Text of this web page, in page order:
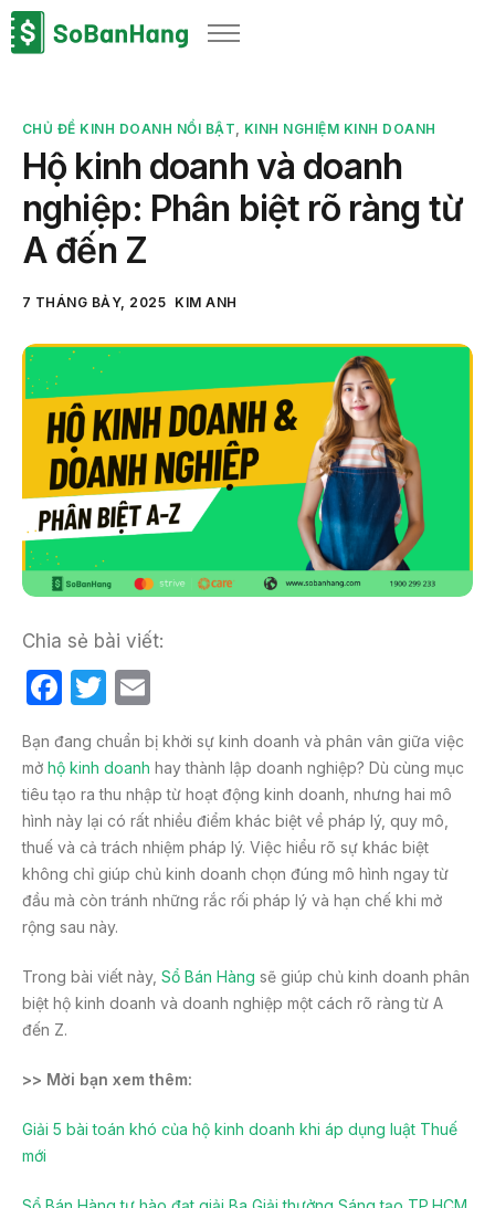
Sản phẩm
Bảng giá
Blog
Thông tin thuế
Về chúng tôi
CHỦ ĐỀ KINH DOANH NỔI BẬT, KINH NGHIỆM KINH DOANH
Hộ kinh doanh và doanh
nghiệp: Phân biệt rõ ràng từ
A đến Z
7 THÁNG BẢY, 2025 KIM ANH
Chia sẻ bài viết:
F
c
e
b
o
o
k
T
w
itt
er
ail
Bạn đang chuẩn bị khởi sự kinh doanh và phân vân giữa việc
mở hộ kinh doanh hay thành lập doanh nghiệp? Dù cùng mục
tiêu tạo ra thu nhập từ hoạt động kinh doanh, nhưng hai mô
hình này lại có rất nhiều điểm khác biệt về pháp lý, quy mô,
thuế và cả trách nhiệm pháp lý. Việc hiểu rõ sự khác biệt
không chỉ giúp chủ kinh doanh chọn đúng mô hình ngay từ
đầu mà còn tránh những rắc rối pháp lý và hạn chế khi mở
rộng sau này.
Trong bài viết này, Sổ Bán Hàng sẽ giúp chủ kinh doanh phân
biệt hộ kinh doanh và doanh nghiệp một cách rõ ràng từ A
đến Z.
>> Mời bạn xem thêm:
Giải 5 bài toán khó của hộ kinh doanh khi áp dụng luật Thuế
mới